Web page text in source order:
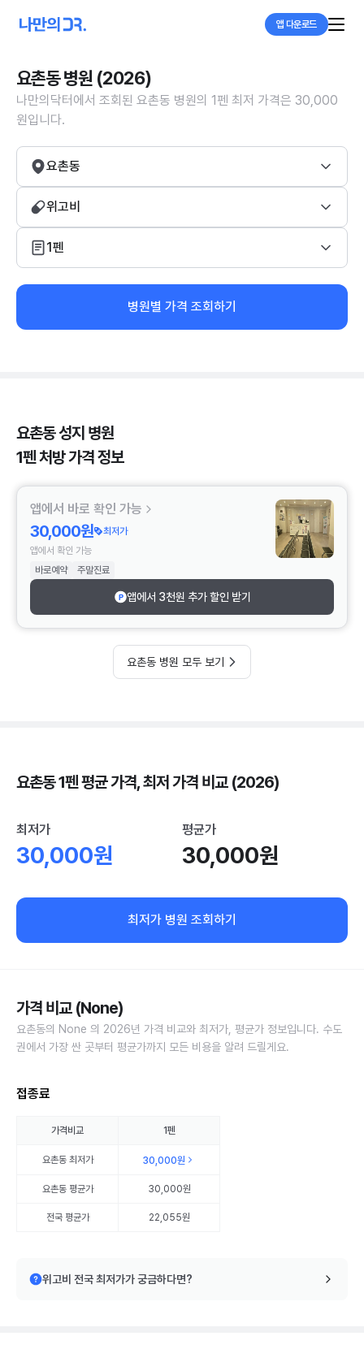
앱 다운로드
요촌동 병원 (2026)
나만의닥터에서 조회된 요촌동 병원의 1펜 최저 가격은 30,000
원입니다.
요촌동
위고비
1펜
병원별 가격 조회하기
요촌동 성지 병원
1펜 처방 가격 정보
앱에서 바로 확인 가능
30,000원
최저가
앱에서 확인 가능
바로예약
주말진료
앱에서 3천원 추가 할인 받기
요촌동 병원 모두 보기
요촌동 1펜 평균 가격, 최저 가격 비교 (2026)
최저가
30,000원
평균가
30,000원
최저가 병원 조회하기
가격 비교 (None)
요촌동의 None 의 2026년 가격 비교와 최저가, 평균가 정보입니다. 수도
권에서 가장 싼 곳부터 평균가까지 모든 비용을 알려 드릴게요.
접종료
가격비교 1펜
요촌동최저가 30,000원
요촌동평균가 30,000원
전국 평균가 22,055원
위고비 전국 최저가가 궁금하다면?